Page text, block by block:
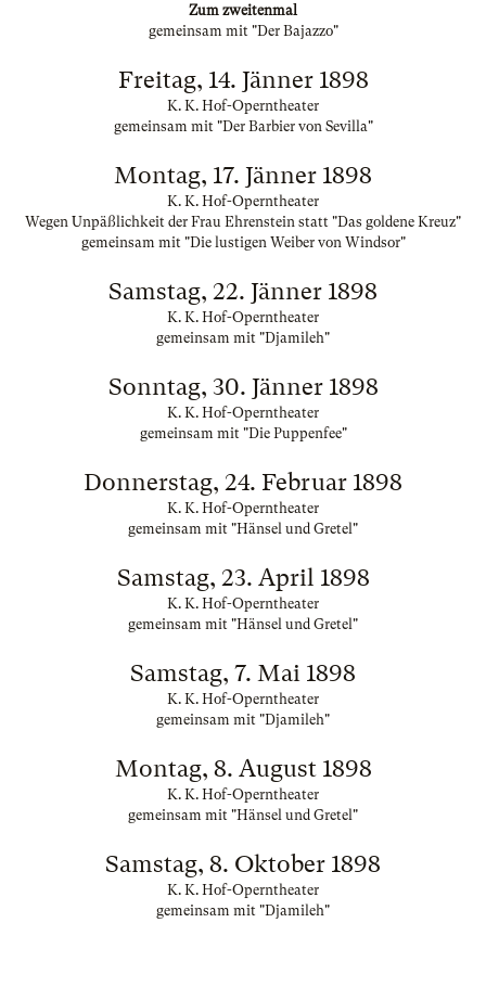
Zum zweitenmal
gemeinsam mit "Der Bajazzo"
Freitag, 14. Jänner 1898
K. K. Hof-Operntheater
gemeinsam mit "Der Barbier von Sevilla"
Montag, 17. Jänner 1898
K. K. Hof-Operntheater
Wegen Unpäßlichkeit der Frau Ehrenstein statt "Das goldene Kreuz"
gemeinsam mit "Die lustigen Weiber von Windsor"
Samstag, 22. Jänner 1898
K. K. Hof-Operntheater
gemeinsam mit "Djamileh"
Sonntag, 30. Jänner 1898
K. K. Hof-Operntheater
gemeinsam mit "Die Puppenfee"
Donnerstag, 24. Februar 1898
K. K. Hof-Operntheater
gemeinsam mit "Hänsel und Gretel"
Samstag, 23. April 1898
K. K. Hof-Operntheater
gemeinsam mit "Hänsel und Gretel"
Samstag, 7. Mai 1898
K. K. Hof-Operntheater
gemeinsam mit "Djamileh"
Montag, 8. August 1898
K. K. Hof-Operntheater
gemeinsam mit "Hänsel und Gretel"
Samstag, 8. Oktober 1898
K. K. Hof-Operntheater
gemeinsam mit "Djamileh"